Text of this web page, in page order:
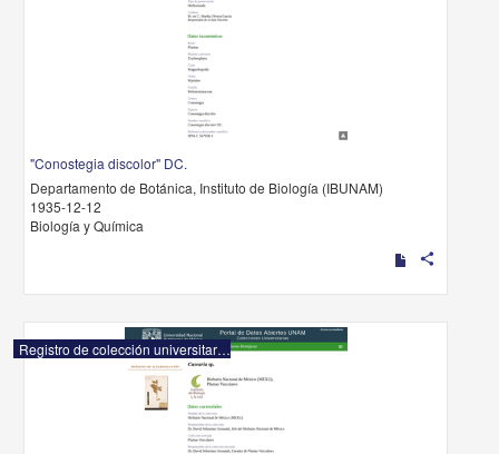
"Conostegia discolor" DC.
Departamento de Botánica, Instituto de Biología (IBUNAM)
1935-12-12
Biología y Química
share
Registro de colección universitaria